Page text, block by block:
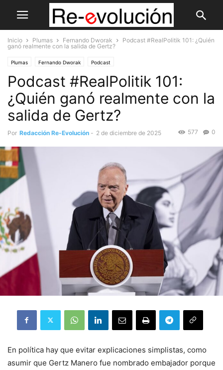
Inicio Plumas Fernando Dworak
Podcast #RealPolitik 101: ¿Quién
ganó realmente con la salida de Gertz?
Plumas Fernando Dworak Podcast
Podcast #RealPolitik 101:
¿Quién ganó realmente con la
salida de Gertz?
Por Redacción Re-Evolución - 2 de diciembre de 2025 0
577
En política hay que evitar explicaciones simplistas, como
asumir que Gertz Manero fue nombrado embajador porque